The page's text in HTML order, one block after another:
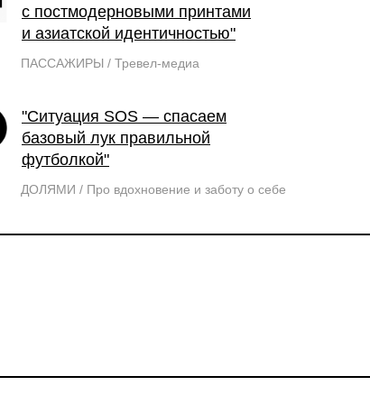
с постмодерновыми принтами
и азиатской идентичностью"
ПАССАЖИРЫ / Тревел-медиа
"Ситуация SOS — спасаем
базовый лук правильной
футболкой"
ДОЛЯМИ / Про вдохновение и заботу о себе